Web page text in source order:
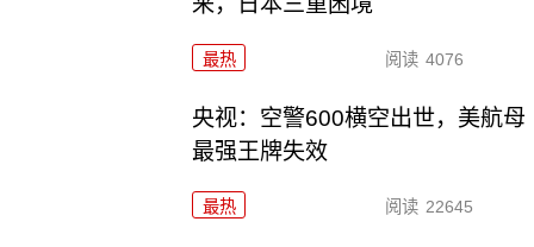
最热 阅读 4076
央视：空警600横空出世，美航母
最强王牌失效
最热 阅读 22645